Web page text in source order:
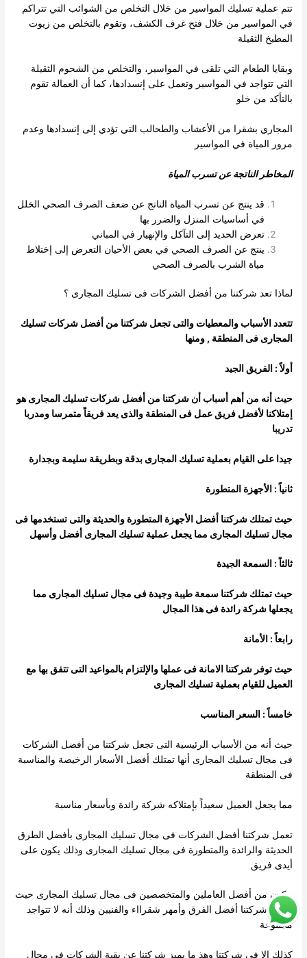
تتم عملية تسليك المواسير من خلال التخلص من الشوائب التي تتراكم
في المواسير من خلال فتح غرف الكشف، وتقوم بالتخلص من زيوت
المطبخ الثقيلة
وبقايا الطعام التي تلقى في المواسير، والتخلص من الشحوم الثقيلة
التي تتواجد في المواسير وتعمل على إنسدادها، كما أن العمالة تقوم
بالتأكد من خلو
المجاري بشقرا من الأعشاب والطحالب التي تؤدي إلى إنسدادها وعدم
مرور المياة في المواسير
المخاطر الناتجة عن تسرب المياة
قد ينتج عن تسرب المياة الناتج عن ضعف الصرف الصحي الخلل
في أساسيات المنزل والضرر بها
تعرض الحديد إلى التآكل والإنهيار في المباني
ينتج عن الصرف الصحي في بعض الأحيان التعرض إلى إختلاط
مياة الشرب بالصرف الصحي
لماذا تعد شركتنا من أفضل الشركات فى تسليك المجارى ؟
تتعدد الأسباب والمعطيات والتى تجعل شركتنا من أفضل شركات تسليك
المجارى فى المنطقة , ومنها
أولاً : الفريق الجيد
حيث أنه من أهم أسباب أن شركتنا من أفضل شركات تسليك المجارى هو
إمتلاكنا لأفضل فريق عمل فى المنطقة والذى يعد فريقاً متمرسا ومدربا
تدريبا
جيدا على القيام بعملية تسليك المجارى بدقة وبطريقة سليمة وبجدارة
ثانياً : الأجهزة المتطورة
حيث تمتلك شركتنا أفضل الأجهزة المتطورة والحديثة والتى تستخدمها فى
مجال تسليك المجارى مما يجعل عملية تسليك المجارى أفضل وأسهل
ثالثاً : السمعة الجيدة
حيث تمتلك شركتنا سمعة طيبة وجيدة فى مجال تسليك المجارى مما
يجعلها شركة رائدة فى هذا المجال
رابعاً : الأمانة
حيث توفر شركتنا الامانة فى عملها والإلتزام بالمواعيد التى تتفق بها مع
العميل للقيام بعملية تسليك المجارى
خامساً : السعر المناسب
حيث أنه من الأسباب الرئيسية التى تجعل شركتنا من أفضل الشركات
فى مجال تسليك المجارى أنها تمتلك أفضل الأسعار الرخيصة والمناسبة
فى المنطقة
مما يجعل العميل سعيداً بإمتلاكه شركة رائدة وبأسعار مناسبة
تعمل شركتنا أفضل الشركات فى مجال تسليك المجارى بأفضل الطرق
الحديثة والرائدة والمتطورة فى مجال تسليك المجارى وذلك يكون على
أيدى فريق
مكون من أفضل العاملين والمتخصصين فى مجال تسليك المجارى حيث
تمتلك شركتنا أفضل الفرق وأمهر شقرااء والفنيين وذلك أنه لا تتواجد
مجموعة
كذلك إلا فى شركتنا وهذ ما يميز شركتنا عن بقية الشركات فى مجال